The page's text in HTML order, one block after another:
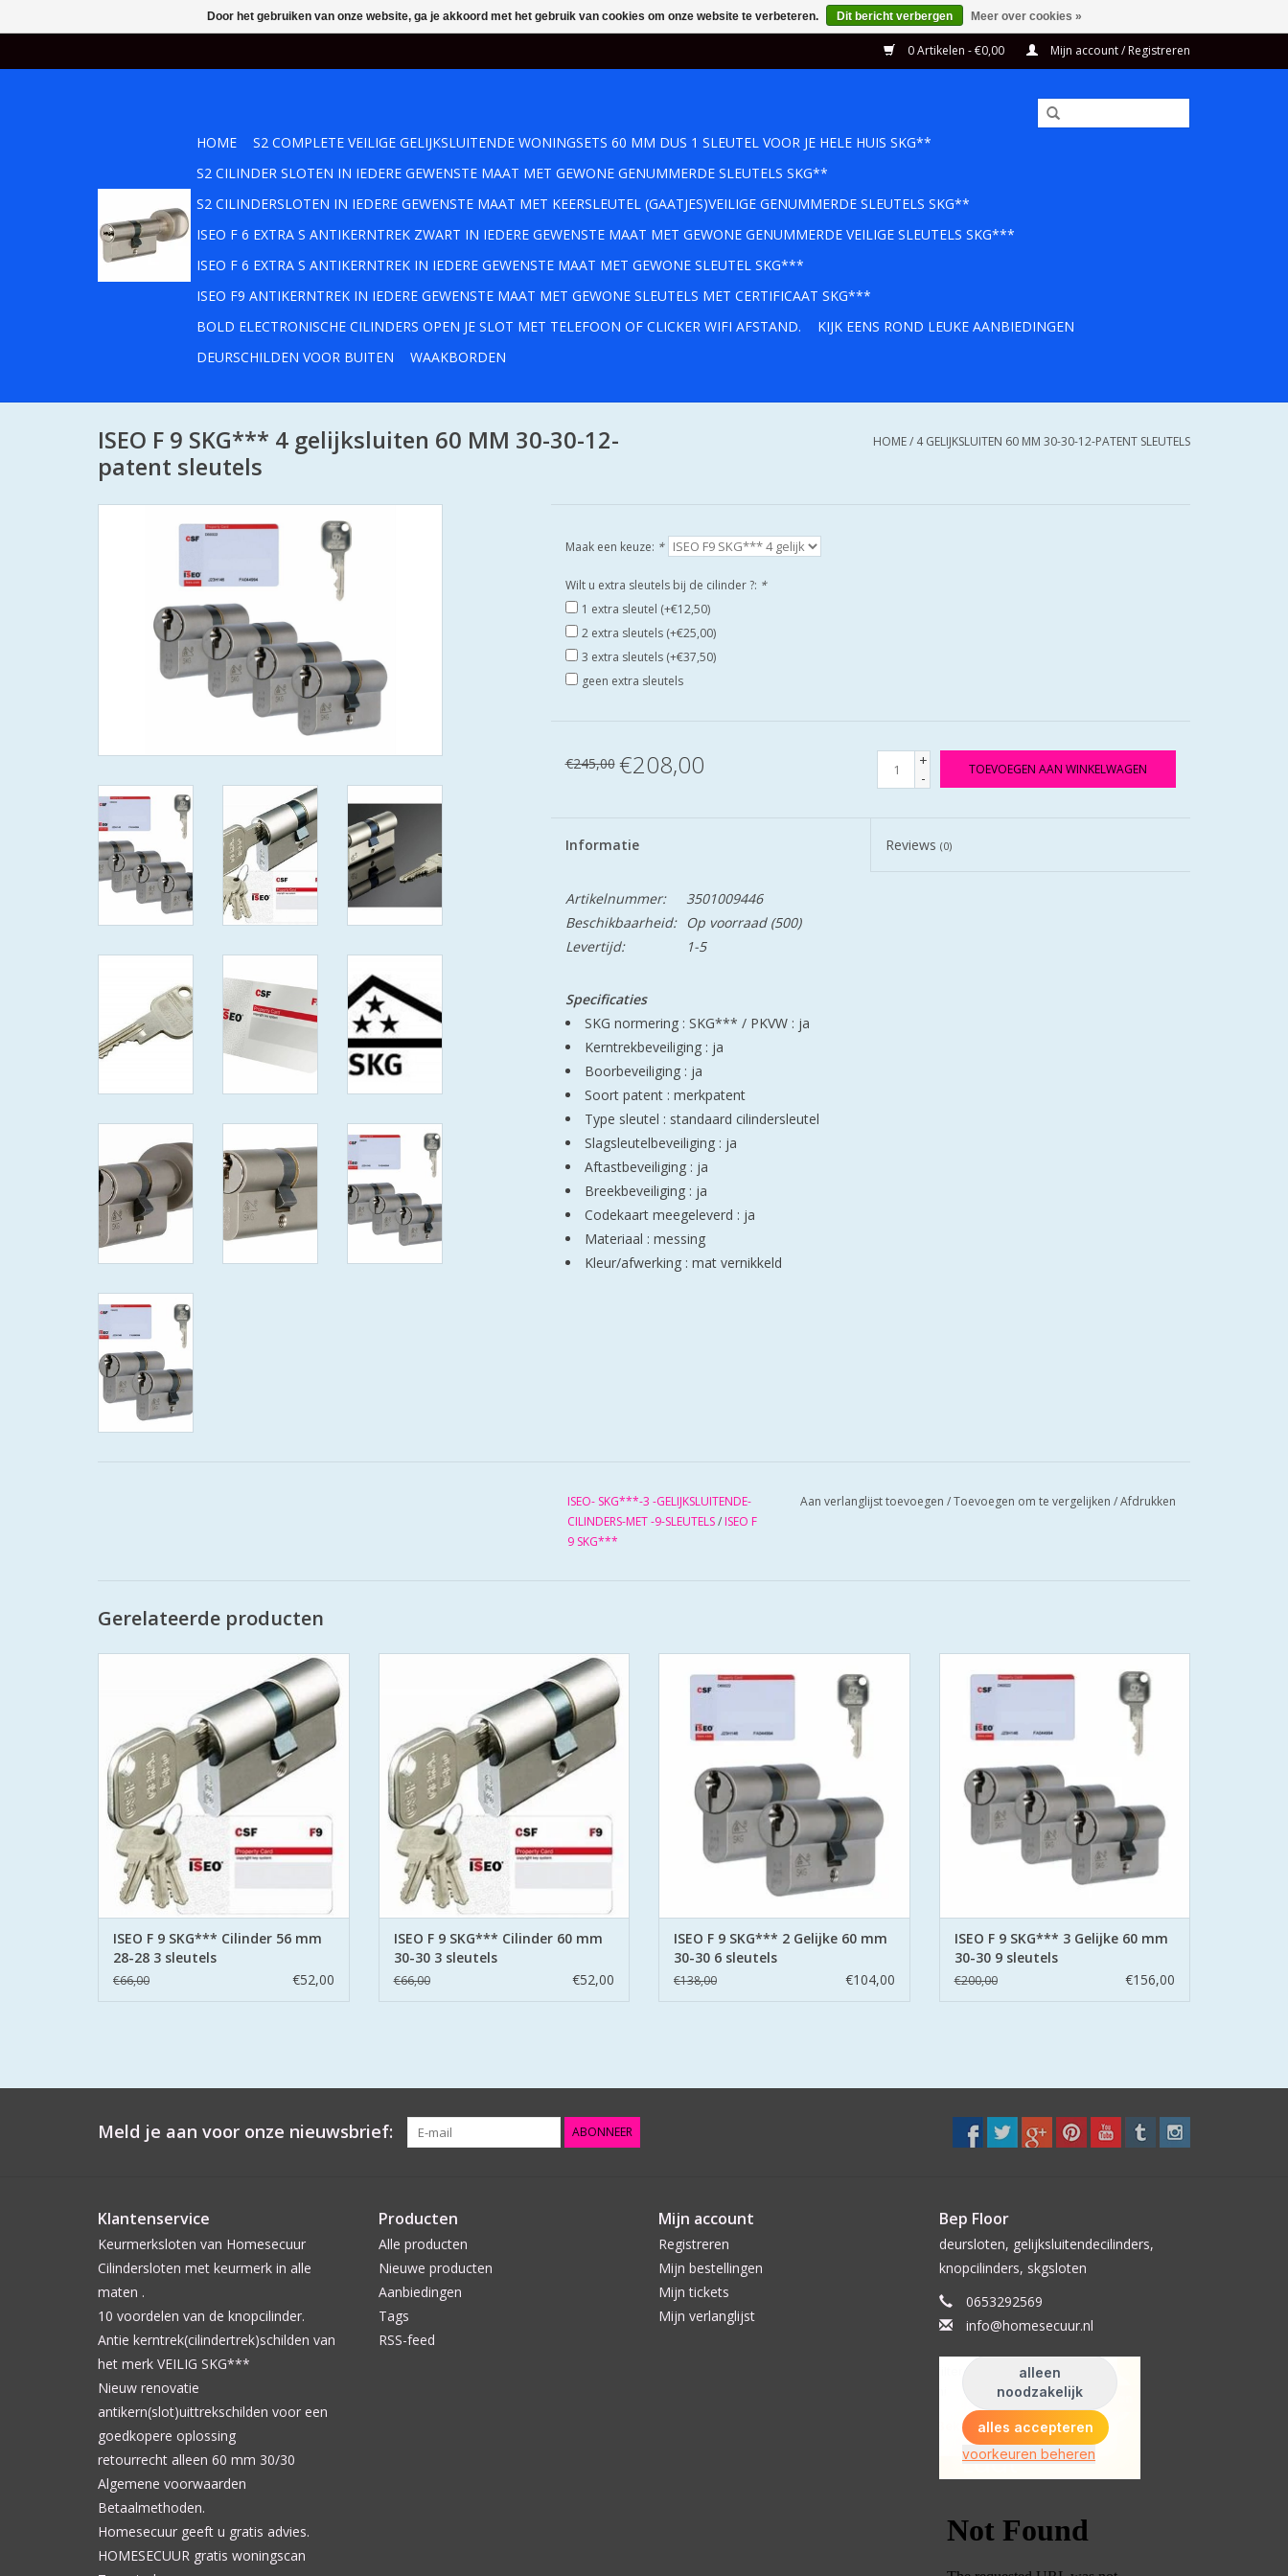
0 Artikelen - €0,00 Mijn account / Registreren
HOME
S2 COMPLETE VEILIGE GELIJKSLUITENDE WONINGSETS 60 MM DUS 1 SLEUTEL VOOR JE HELE HUIS SKG**
S2 CILINDER SLOTEN IN IEDERE GEWENSTE MAAT MET GEWONE GENUMMERDE SLEUTELS SKG**
S2 CILINDERSLOTEN IN IEDERE GEWENSTE MAAT MET KEERSLEUTEL (GAATJES)VEILIGE GENUMMERDE SLEUTELS SKG**
ISEO F 6 EXTRA S ANTIKERNTREK ZWART IN IEDERE GEWENSTE MAAT MET GEWONE GENUMMERDE VEILIGE SLEUTELS SKG***
ISEO F 6 EXTRA S ANTIKERNTREK IN IEDERE GEWENSTE MAAT MET GEWONE SLEUTEL SKG***
ISEO F9 ANTIKERNTREK IN IEDERE GEWENSTE MAAT MET GEWONE SLEUTELS MET CERTIFICAAT SKG***
BOLD ELECTRONISCHE CILINDERS OPEN JE SLOT MET TELEFOON OF CLICKER WIFI AFSTAND.
KIJK EENS ROND LEUKE AANBIEDINGEN
DEURSCHILDEN VOOR BUITEN
WAAKBORDEN
ISEO F 9 SKG*** 4 gelijksluiten 60 MM 30-30-12-
patent sleutels
HOME/ 4 GELIJKSLUITEN 60 MM 30-30-12-PATENT SLEUTELS
Maak een keuze: *
Wilt u extra sleutels bij de cilinder ?: *
1 extra sleutel (+€12,50)
2 extra sleutels (+€25,00)
3 extra sleutels (+€37,50)
geen extra sleutels
€245,00 €208,00
+
-
TOEVOEGEN AAN WINKELWAGEN
Informatie Reviews(0)
Artikelnummer:
3501009446
Beschikbaarheid:
Op voorraad(500)
Levertijd:
1-5
Specificaties
SKG normering : SKG*** / PKVW : ja
Kerntrekbeveiliging : ja
Boorbeveiliging : ja
Soort patent : merkpatent
Type sleutel : standaard cilindersleutel
Slagsleutelbeveiliging : ja
Aftastbeveiliging : ja
Breekbeveiliging : ja
Codekaart meegeleverd : ja
Materiaal : messing
Kleur/afwerking : mat vernikkeld
ISEO- SKG***-3 -GELIJKSLUITENDE-
CILINDERS-MET -9-SLEUTELS/ ISEO F
9 SKG***
Aan verlanglijst toevoegen /Toevoegen om te vergelijken /Afdrukken
Gerelateerde producten
ISEO F9 skg*** deze cilinder voldoet aan
alle eisen van veiligheid HOMESECUUR
zorgt ervoor dat u huis optimaal
berschermt wordt met deze
gecertificeerde cilinder met sleutel patent.
TOEVOEGEN AAN WINKELWAGEN
ISEO F 9 SKG*** Cilinder 56 mm
28-28 3 sleutels
€66,00 €52,00
ISEO F9 skg*** deze cilinder voldoet aan
alle eisen van veiligheid HOMESECUUR
zorgt ervoor dat u huis optimaal
berschermt wordt met deze
gecertificeerde cilinder met sleutel patent.
TOEVOEGEN AAN WINKELWAGEN
ISEO F 9 SKG*** Cilinder 60 mm
30-30 3 sleutels
€66,00 €52,00
alle eisen van veiligheid HOMESECUUR
zorgt ervoor dat u huis optimaal
berschermt wordt met deze
gecertificeerde cilinder met sleutel patent.
TOEVOEGEN AAN WINKELWAGEN
ISEO F 9 SKG*** 2 Gelijke 60 mm
30-30 6 sleutels
€138,00 €104,00
alle eisen van veiligheid HOMESECUUR
zorgt ervoor dat u huis optimaal
berschermt wordt met deze
gecertificeerde cilinder met sleutel patent.
TOEVOEGEN AAN WINKELWAGEN
ISEO F 9 SKG*** 3 Gelijke 60 mm
30-30 9 sleutels
€200,00 €156,00
Meld je aan voor onze nieuwsbrief: ABONNEER
Klantenservice
Keurmerksloten van Homesecuur
Cilindersloten met keurmerk in alle
maten .
10 voordelen van de knopcilinder.
Antie kerntrek(cilindertrek)schilden van
het merk VEILIG SKG***
Nieuw renovatie
antikern(slot)uittrekschilden voor een
goedkopere oplossing
retourrecht alleen 60 mm 30/30
Algemene voorwaarden
Betaalmethoden.
Homesecuur geeft u gratis advies.
HOMESECUUR gratis woningscan
Producten
Alle producten
Nieuwe producten
Aanbiedingen
Tags
RSS-feed
Mijn account
Registreren
Mijn bestellingen
Mijn tickets
Mijn verlanglijst
Bep Floor
deursloten, gelijksluitendecilinders,
knopcilinders, skgsloten
0653292569
info@homesecuur.nl
Door het gebruiken van onze website, ga je akkoord met het gebruik van cookies om onze website te verbeteren. Dit bericht verbergen Meer over cookies »